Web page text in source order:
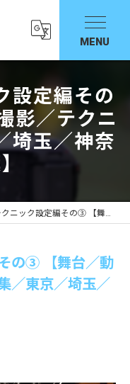
設定編その
影／テクニ
埼玉／神奈
③ 【舞台／動画／撮影／テクニック／編集／東京／埼玉／神奈川／千葉】
の③ 【舞台／動
／東京／埼玉／